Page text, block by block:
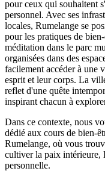
pour ceux qui souhaitent
personnel. Avec ses
locales, Rumelange se
pour les pratiques de
méditation dans le parc
organisées dans des
facilement accéder à une
esprit et leur corps. La
reflet d'une quête
inspirant chacun à
Dans ce contexte, nous
dédié aux cours de bien-
Rumelange, où vous
cultiver la paix intérieure,
personnelle.